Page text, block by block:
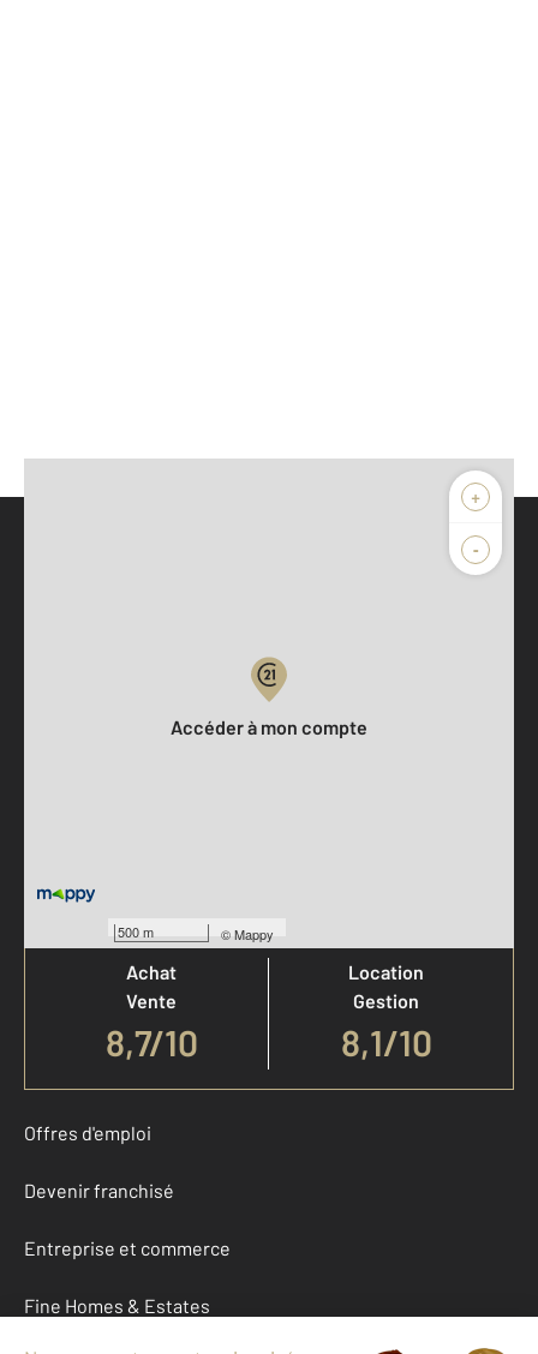
+
-
500 m ©Mappy
Accéder à mon compte
Votre agence est notée
Achat
Vente
8,7/10
Location
Gestion
8,1/10
Offres d'emploi
Devenir franchisé
Entreprise et commerce
Fine Homes & Estates